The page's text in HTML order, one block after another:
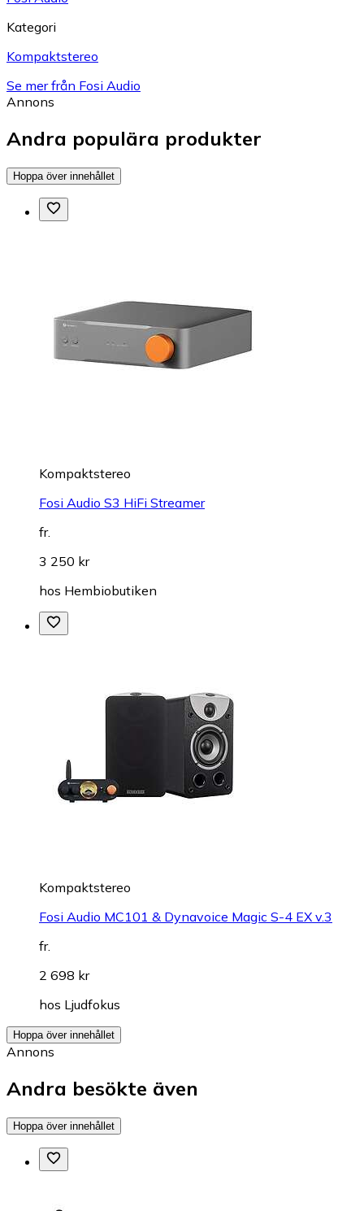
Kategori
Kompaktstereo
Se mer från Fosi Audio
Annons
Andra populära produkter
Hoppa över innehållet
Kompaktstereo
Fosi Audio S3 HiFi Streamer
fr.
3 250 kr
hos Hembiobutiken
Kompaktstereo
Fosi Audio MC101 & Dynavoice Magic S-4 EX v.3
fr.
2 698 kr
hos Ljudfokus
Hoppa över innehållet
Annons
Andra besökte även
Hoppa över innehållet